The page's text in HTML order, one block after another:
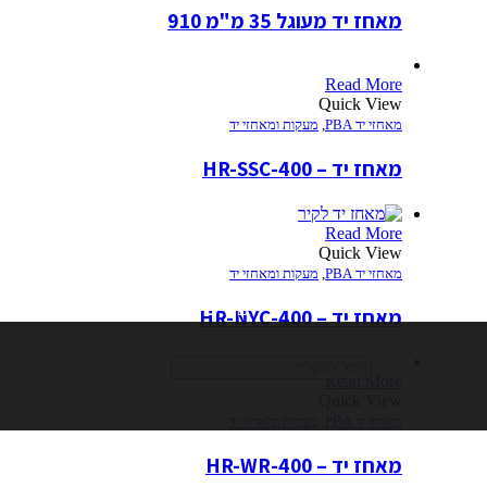
חיפוש
מאחז יד מעוגל 35 מ"מ 910
Read More
Quick View
מאחזי יד PBA , מעקות ומאחזי יד
מאחז יד – 400-HR-SSC
Read More
Quick View
מאחזי יד PBA מעקות ומאחזי יד
מאחז יד – 400-HR-NYC
מאחז יד – 400-HR-WR